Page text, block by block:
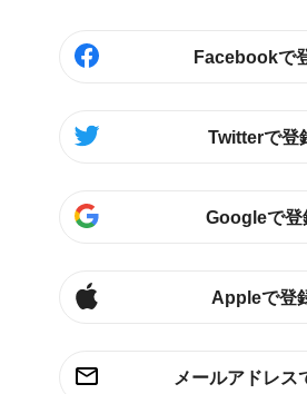
Facebookで
Twitterで登
Googleで登
Appleで登
メールアドレス